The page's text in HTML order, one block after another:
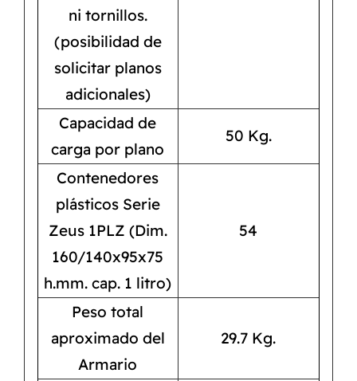
ni tornillos.
(posibilidad de
solicitar planos
adicionales)
Capacidad de
carga por plano
50 Kg.
Contenedores
plásticos Serie
Zeus 1PLZ (Dim.
160/140x95x75
h.mm. cap. 1 litro)
54
Peso total
aproximado del
Armario
29.7 Kg.